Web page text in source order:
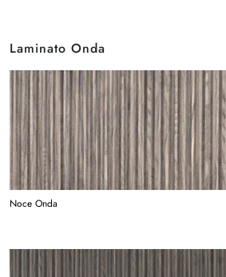
Laminato Onda
Noce Onda